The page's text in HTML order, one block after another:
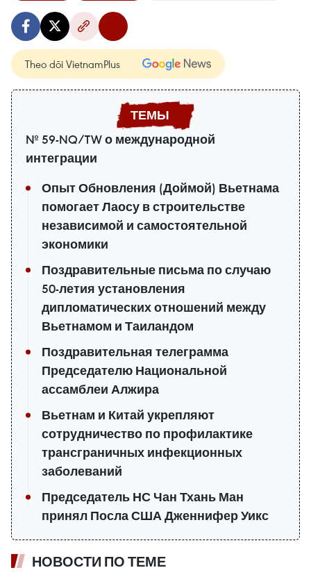
Theo dõi VietnamPlus
№ 59-NQ/TW о международной
интеграции
Опыт Обновления (Доймой) Вьетнама
помогает Лаосу в строительстве
независимой и самостоятельной
экономики
Поздравительные письма по случаю
50-летия установления
дипломатических отношений между
Вьетнамом и Таиландом
Поздравительная телеграмма
Председателю Национальной
ассамблеи Алжира
Вьетнам и Китай укрепляют
сотрудничество по профилактике
трансграничных инфекционных
заболеваний
Председатель НС Чан Тхань Ман
принял Посла США Дженнифер Уикс
НОВОСТИ ПО ТЕМЕ